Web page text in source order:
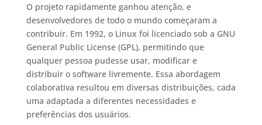
O projeto rapidamente ganhou atenção, e
desenvolvedores de todo o mundo começaram a
contribuir. Em 1992, o Linux foi licenciado sob a GNU
General Public License (GPL), permitindo que
qualquer pessoa pudesse usar, modificar e
distribuir o software livremente. Essa abordagem
colaborativa resultou em diversas distribuições, cada
uma adaptada a diferentes necessidades e
preferências dos usuários.